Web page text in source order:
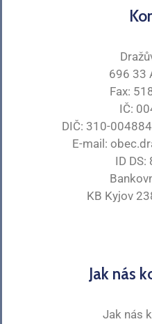
696 33
Fax:
IČ:
DIČ: 310-
E-mail:
ID DS:
KB Kyjov
Jak nás
Jak nás